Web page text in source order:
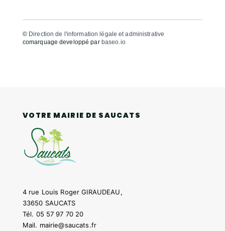
© Direction de l'information légale et administrative
comarquage developpé par baseo.io
VOTRE MAIRIE DE SAUCATS
4 rue Louis Roger GIRAUDEAU,
33650 SAUCATS
Tél. 05 57 97 70 20
Mail. mairie@saucats.fr